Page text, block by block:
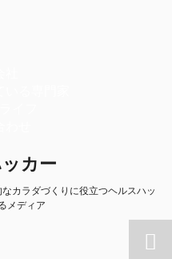
カー
カラダづくりに役立つヘルスハッ
メディア